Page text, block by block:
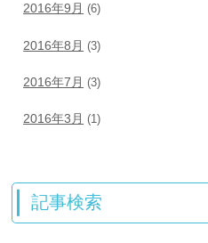
2016年9月 (6)
2016年8月 (3)
2016年7月 (3)
2016年3月 (1)
記事検索